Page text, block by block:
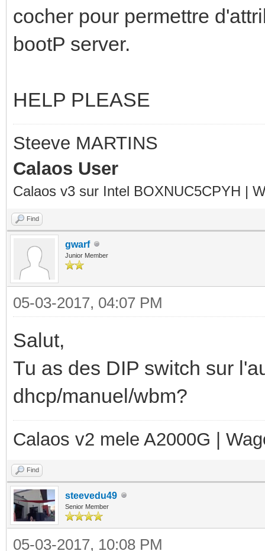
cocher pour permettre
bootP server.
HELP PLEASE
Steeve MARTINS
Calaos User
Calaos v3 sur Intel BOXNUC5CPYH |
Find
gwarf
Junior Member
05-03-2017, 04:07 PM
Salut,
Tu as des DIP switch sur
dhcp/manuel/wbm?
Calaos v2 mele A2000G |
Find
steevedu49
Senior Member
05-03-2017, 10:08 PM